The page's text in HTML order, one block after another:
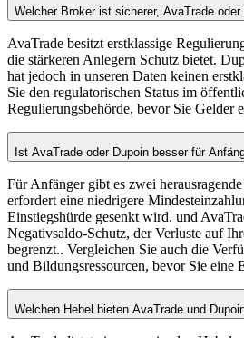
Welcher Broker ist sicherer, AvaTrade oder
AvaTrade besitzt erstklassige
die stärkeren Anlegern Schutz bietet.
hat jedoch in unseren Daten keinen
Sie den regulatorischen Status im
Regulierungsbehörde, bevor Sie Gelder
Ist AvaTrade oder Dupoin besser für
Für Anfänger gibt es zwei
erfordert eine niedrigere
Einstiegshürde gesenkt wird. und
Negativsaldo-Schutz, der Verluste auf
begrenzt.. Vergleichen Sie auch die
und Bildungsressourcen, bevor Sie eine
Welchen Hebel bieten AvaTrade und